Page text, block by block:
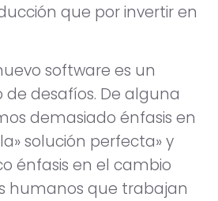
que por invertir en
software es un
desafíos. De alguna
demasiado énfasis en
solución perfecta» y
énfasis en el cambio
humanos que trabajan